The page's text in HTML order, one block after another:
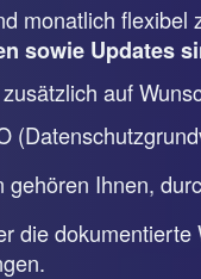
monatlich flexibel
sowie Updates
auf
gehören Ihnen,
die